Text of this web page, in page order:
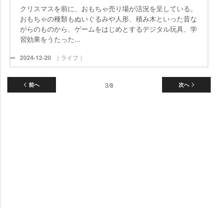
クリスマスを前に、おもちゃ売り場が活況を呈している。
おもちゃの種類もぬいぐるみや人形、積み木といった昔な
がらのものから、ゲームをはじめとするデジタル玩具、学
習効果をうたった...
2024-12-20 ｜ライフ｜
前へ 次へ
3/8